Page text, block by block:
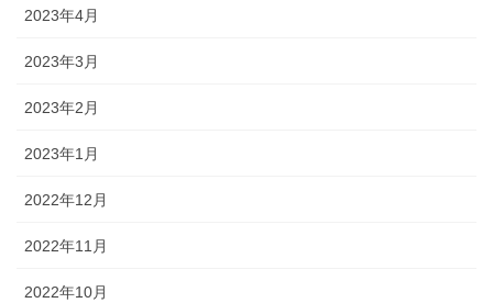
2023年4月
2023年3月
2023年2月
2023年1月
2022年12月
2022年11月
2022年10月